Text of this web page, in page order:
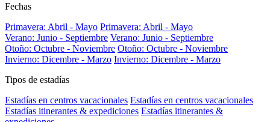
Fechas
Primavera: Abril - Mayo Primavera: Abril - Mayo
Verano: Junio - Septiembre Verano: Junio - Septiembre
Otoño: Octubre - Noviembre Otoño: Octubre - Noviembre
Invierno: Dicembre - Marzo Invierno: Dicembre - Marzo
Tipos de estadías
Estadías en centros vacacionales Estadías en centros vacacionales
Estadías itinerantes & expediciones Estadías itinerantes &